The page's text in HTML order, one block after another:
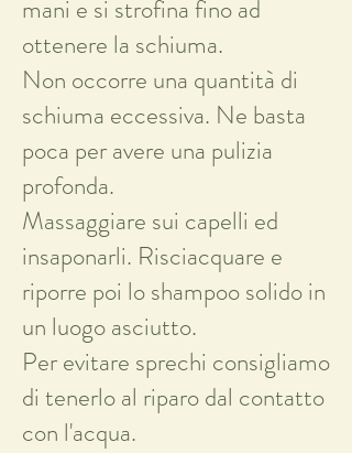
mani e si strofina fino ad
ottenere la schiuma.
Non occorre una quantità di
schiuma eccessiva. Ne basta
poca per avere una pulizia
profonda.
Massaggiare sui capelli ed
insaponarli. Risciacquare e
riporre poi lo shampoo solido in
un luogo asciutto.
Per evitare sprechi consigliamo
di tenerlo al riparo dal contatto
con l'acqua.